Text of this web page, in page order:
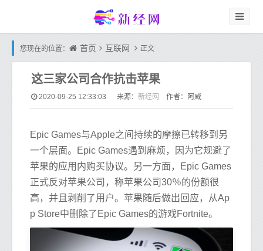
您现在的位置： 首页 互联网 正文
这三家公司合作抗击苹果
2020-09-25 12:33:03 来源： 新经网 作者：阿威
Epic Games与Apple之间持续的摩擦已转移到另
一个层面。Epic Games遇到麻烦，因为它规避了
苹果的应用内购买协议。另一方面，Epic Games
正式反对苹果公司，称苹果公司30％的份额很
高，并且剥削了用户。苹果随后做出回应，从Ap
p Store中删除了Epic Games的游戏Fortnite。